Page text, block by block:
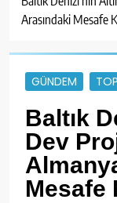
Arasındaki Mesafe
GÜNDEM
Baltık
Dev
Mesafe